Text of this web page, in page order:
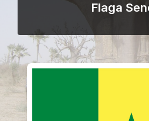
Flaga